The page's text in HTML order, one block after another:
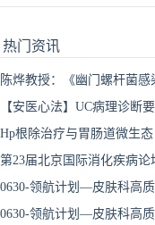
热门资讯